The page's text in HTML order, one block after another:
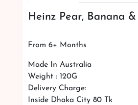
Heinz Pear, Banana
From 6+ Months
Made In Australia
Weight : 120G
Delivery Charge:
Inside Dhaka City 80 Tk